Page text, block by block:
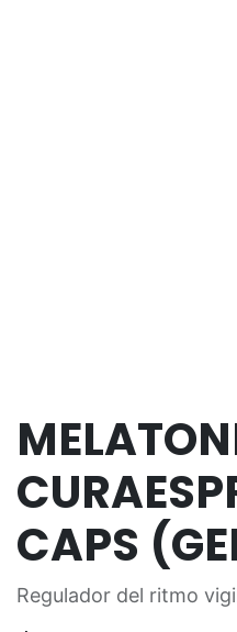
CAPS
Regulador del ritmo